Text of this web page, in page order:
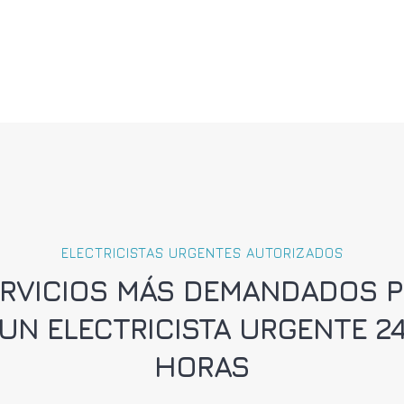
ELECTRICISTAS URGENTES AUTORIZADOS
MÁS DEMANDADOS
ELECTRICISTA URGENTE
HORAS